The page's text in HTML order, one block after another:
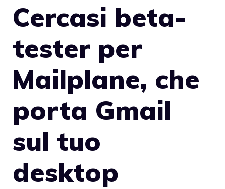
Cercasi beta-
tester per
Mailplane, che
porta Gmail
sul tuo
desktop